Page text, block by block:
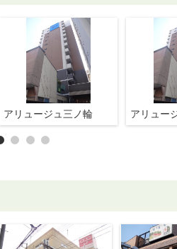
アリュージュ三ノ輪 アリュー